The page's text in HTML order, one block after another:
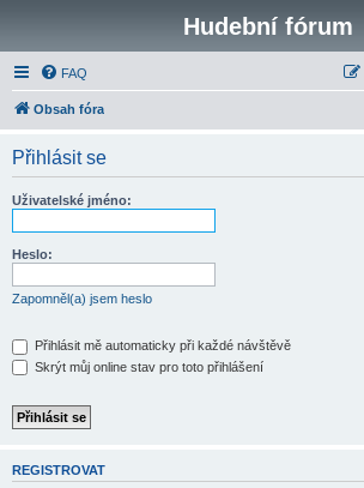
Hudební fórum
FAQ
Obsah fóra
Přihlásit se
Uživatelské jméno:
Heslo:
Zapomněl(a) jsem heslo
Přihlásit mě automaticky při každé návštěvě
Skrýt můj online stav pro toto přihlášení
REGISTROVAT